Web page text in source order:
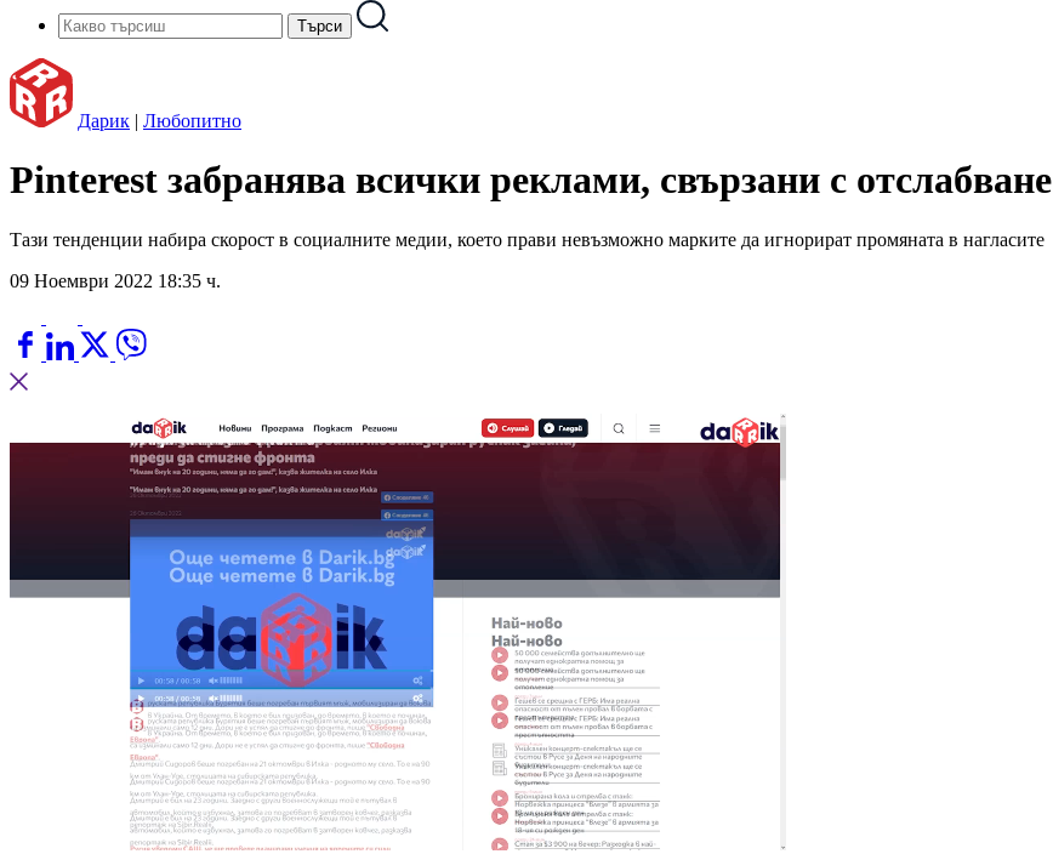
Дарик | Любопитно
Pinterest забранява всички реклами, свързани с отслабване
Тази тенденции набира скорост в социалните медии, което прави невъзможно марките да игнорират промяната в нагласите
09 Ноември 2022 18:35 ч.